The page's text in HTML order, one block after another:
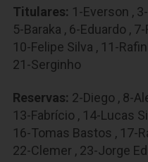
Titulares: 1-Everson ,
5-Baraka , 6-Eduardo , 7-
10-Felipe Silva , 11-
21-Serginho
Reservas: 2-Diego , 8-
13-Fabrício , 14-Lucas
16-Tomas Bastos , 17-
22-Clemer , 23-Jorge